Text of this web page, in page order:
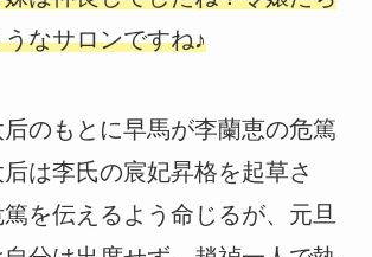
なサロンですね♪
のもとに早馬が李蘭恵の危篤
は李氏の宸妃昇格を起草さ
を伝えるよう命じるが、元旦